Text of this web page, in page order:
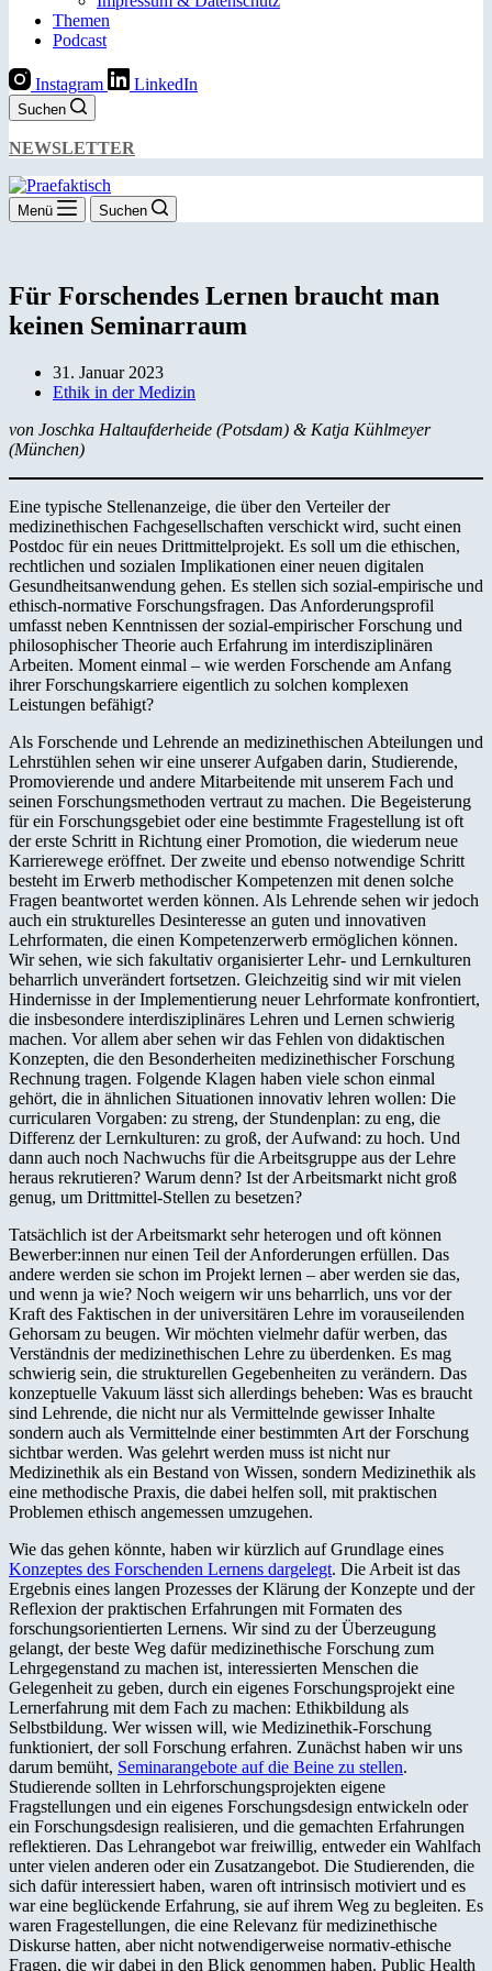
Themen
Podcast
Instagram LinkedIn
Suchen
NEWSLETTER
Menü Suchen
Für Forschendes Lernen braucht man
keinen Seminarraum
31. Januar 2023
Ethik in der Medizin
von Joschka Haltaufderheide (Potsdam) & Katja Kühlmeyer
(München)
Eine typische Stellenanzeige, die über den Verteiler der
medizinethischen Fachgesellschaften verschickt wird, sucht einen
Postdoc für ein neues Drittmittelprojekt. Es soll um die ethischen,
rechtlichen und sozialen Implikationen einer neuen digitalen
Gesundheitsanwendung gehen. Es stellen sich sozial-empirische und
ethisch-normative Forschungsfragen. Das Anforderungsprofil
umfasst neben Kenntnissen der sozial-empirischer Forschung und
philosophischer Theorie auch Erfahrung im interdisziplinären
Arbeiten. Moment einmal – wie werden Forschende am Anfang
ihrer Forschungskarriere eigentlich zu solchen komplexen
Leistungen befähigt?
Als Forschende und Lehrende an medizinethischen Abteilungen und
Lehrstühlen sehen wir eine unserer Aufgaben darin, Studierende,
Promovierende und andere Mitarbeitende mit unserem Fach und
seinen Forschungsmethoden vertraut zu machen. Die Begeisterung
für ein Forschungsgebiet oder eine bestimmte Fragestellung ist oft
der erste Schritt in Richtung einer Promotion, die wiederum neue
Karrierewege eröffnet. Der zweite und ebenso notwendige Schritt
besteht im Erwerb methodischer Kompetenzen mit denen solche
Fragen beantwortet werden können. Als Lehrende sehen wir jedoch
auch ein strukturelles Desinteresse an guten und innovativen
Lehrformaten, die einen Kompetenzerwerb ermöglichen können.
Wir sehen, wie sich fakultativ organisierter Lehr- und Lernkulturen
beharrlich unverändert fortsetzen. Gleichzeitig sind wir mit vielen
Hindernisse in der Implementierung neuer Lehrformate konfrontiert,
die insbesondere interdisziplinäres Lehren und Lernen schwierig
machen. Vor allem aber sehen wir das Fehlen von didaktischen
Konzepten, die den Besonderheiten medizinethischer Forschung
Rechnung tragen. Folgende Klagen haben viele schon einmal
gehört, die in ähnlichen Situationen innovativ lehren wollen: Die
curricularen Vorgaben: zu streng, der Stundenplan: zu eng, die
Differenz der Lernkulturen: zu groß, der Aufwand: zu hoch. Und
dann auch noch Nachwuchs für die Arbeitsgruppe aus der Lehre
heraus rekrutieren? Warum denn? Ist der Arbeitsmarkt nicht groß
genug, um Drittmittel-Stellen zu besetzen?
Tatsächlich ist der Arbeitsmarkt sehr heterogen und oft können
Bewerber:innen nur einen Teil der Anforderungen erfüllen. Das
andere werden sie schon im Projekt lernen – aber werden sie das,
und wenn ja wie? Noch weigern wir uns beharrlich, uns vor der
Kraft des Faktischen in der universitären Lehre im vorauseilenden
Gehorsam zu beugen. Wir möchten vielmehr dafür werben, das
Verständnis der medizinethischen Lehre zu überdenken. Es mag
schwierig sein, die strukturellen Gegebenheiten zu verändern. Das
konzeptuelle Vakuum lässt sich allerdings beheben: Was es braucht
sind Lehrende, die nicht nur als Vermittelnde gewisser Inhalte
sondern auch als Vermittelnde einer bestimmten Art der Forschung
sichtbar werden. Was gelehrt werden muss ist nicht nur
Medizinethik als ein Bestand von Wissen, sondern Medizinethik als
eine methodische Praxis, die dabei helfen soll, mit praktischen
Problemen ethisch angemessen umzugehen.
Wie das gehen könnte, haben wir kürzlich auf Grundlage eines
Konzeptes des Forschenden Lernens dargelegt. Die Arbeit ist das
Ergebnis eines langen Prozesses der Klärung der Konzepte und der
Reflexion der praktischen Erfahrungen mit Formaten des
forschungsorientierten Lernens. Wir sind zu der Überzeugung
gelangt, der beste Weg dafür medizinethische Forschung zum
Lehrgegenstand zu machen ist, interessierten Menschen die
Gelegenheit zu geben, durch ein eigenes Forschungsprojekt eine
Lernerfahrung mit dem Fach zu machen: Ethikbildung als
Selbstbildung. Wer wissen will, wie Medizinethik-Forschung
funktioniert, der soll Forschung erfahren. Zunächst haben wir uns
darum bemüht, Seminarangebote auf die Beine zu stellen.
Studierende sollten in Lehrforschungsprojekten eigene
Fragstellungen und ein eigenes Forschungsdesign entwickeln oder
ein Forschungsdesign realisieren, und die gemachten Erfahrungen
reflektieren. Das Lehrangebot war freiwillig, entweder ein Wahlfach
unter vielen anderen oder ein Zusatzangebot. Die Studierenden, die
sich dafür interessiert haben, waren oft intrinsisch motiviert und es
war eine beglückende Erfahrung, sie auf ihrem Weg zu begleiten. Es
waren Fragestellungen, die eine Relevanz für medizinethische
Diskurse hatten, aber nicht notwendigerweise normativ-ethische
Fragen, die wir dabei in den Blick genommen haben. Public Health